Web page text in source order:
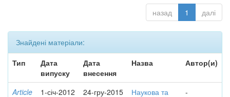
назад 1 далі
Знайдені матеріали:
Тип
Дата
випуску
Дата
внесення
Назва Автор(и)
Article 1-січ-2012 24-гру-2015 Наукова та -